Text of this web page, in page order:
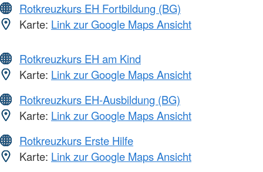
Rotkreuzkurs EH Fortbildung (BG)
Karte: Link zur Google Maps Ansicht
Rotkreuzkurs EH am Kind
Karte: Link zur Google Maps Ansicht
Rotkreuzkurs EH-Ausbildung (BG)
Karte: Link zur Google Maps Ansicht
Rotkreuzkurs Erste Hilfe
Karte: Link zur Google Maps Ansicht